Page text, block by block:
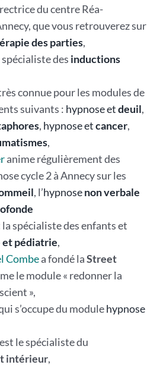
du centre Réa-
que vous retrouverez sur
des parties,
spécialiste des inductions
connue pour les modules de
suivants : hypnose etdeuil,
, hypnose etcancer,
,
anime régulièrement des
cycle 2 à Annecy sur les
, l’hypnosenon verbale
la spécialiste des enfants et
et pédiatrie,
Combea fondé laStreet
le module « redonner la
»,
s’occupe du modulehypnose
est le spécialiste du
intérieur,